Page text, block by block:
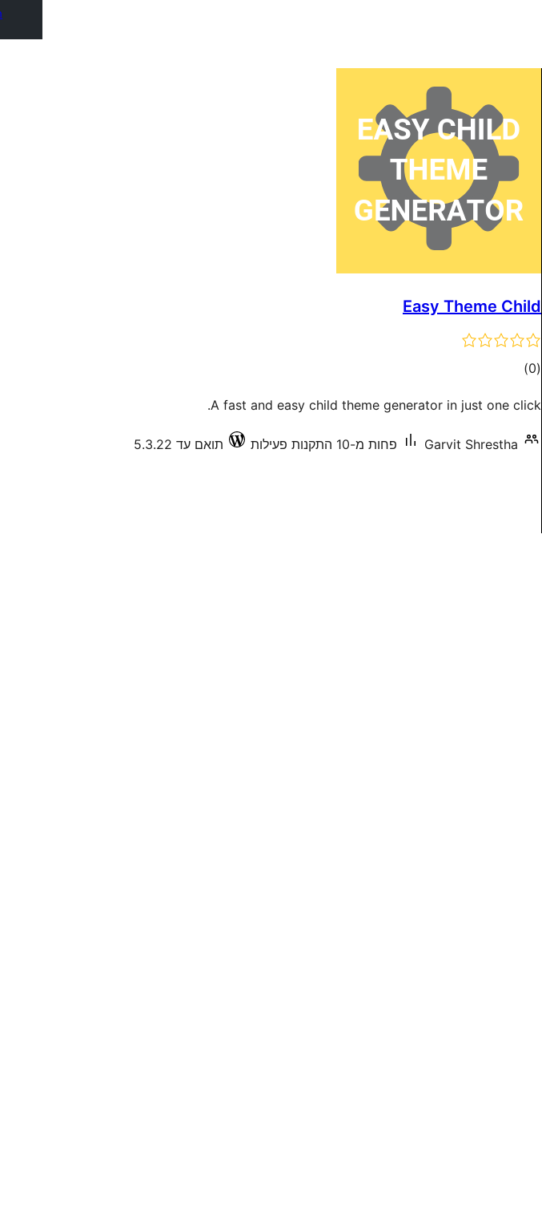
Easy Theme Child
(0 דרוגים)
A fast and easy child theme generator in just one click.
Garvit Shrestha פחות מ-10 התקנות פעילות תואם עד 5.3.22